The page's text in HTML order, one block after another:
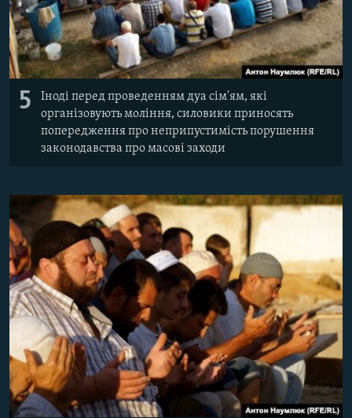
5
Іноді перед проведенням дуа сім'ям, які
організовують моління, силовики приносять
попередження про неприпустимість порушення
законодавства про масові заходи